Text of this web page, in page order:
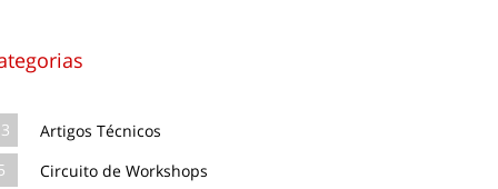
Artigos Técnicos
Circuito de Workshops